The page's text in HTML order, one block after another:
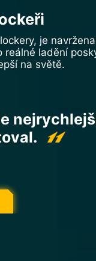
je
ladění
na světě.
MSI
k
jsou snadno
obklopeno
napětí a
a software, který
aby dosáhly